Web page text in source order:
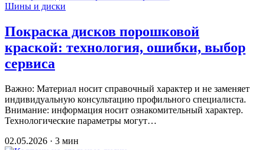
Шины и диски
Покраска дисков порошковой
краской: технология, ошибки, выбор
сервиса
Важно: Материал носит справочный характер и не заменяет
индивидуальную консультацию профильного специалиста.
Внимание: информация носит ознакомительный характер.
Технологические параметры могут…
02.05.2026 · 3 мин